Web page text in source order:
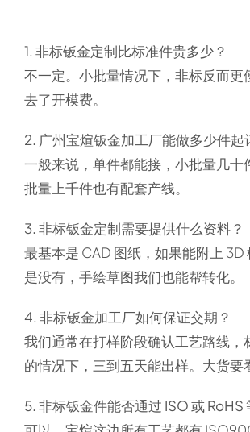
1. 非标钣金定制比标准件贵多少？
不一定。小批量情况下，非标反而更
去了开模费。
2. 广州宝煊钣金加工厂能做多少件起
一般来说，单件都能接，小批量几十
批量上千件也有配套产线。
3. 非标钣金定制需要提供什么资料？
最基本是 CAD 图纸，如果能附上 3D
是没有，手绘草图我们也能帮转化。
4. 非标钣金加工厂如何保证交期？
我们通常在打样阶段确认工艺路线，
的情况下，三到五天能出样。大货要
5. 非标钣金件能否通过 ISO 或 RoHS